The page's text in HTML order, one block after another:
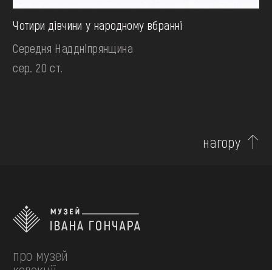
Чотири дівчини у народному вбранні
Середня Наддніпрянщина
сер. 20 ст.
нагору
про музей